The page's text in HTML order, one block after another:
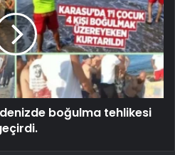
boğulma tehlikesi